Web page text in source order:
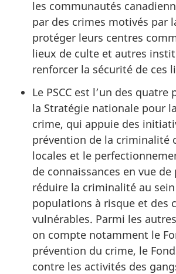
les communautés
par des crimes motivés par
protéger leurs centres
lieux de culte et autres
renforcer la sécurité de ces
Le PSCC est l’un des
la Stratégie nationale pour
crime, qui appuie des
prévention de la criminalité
locales et le
de connaissances en vue
réduire la criminalité au
populations à risque et des
vulnérables. Parmi les
on compte notamment le
prévention du crime, le
contre les activités des